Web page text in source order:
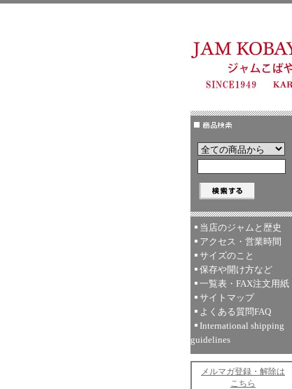
当店のジャムと歴史
アクセス・営業時間
サイズのこと
保存や開け方など
一覧表・FAX注文用紙
サイトマップ
よくある質問FAQ
International shipping
guidelines
メルマガ登録・解除は
こちら